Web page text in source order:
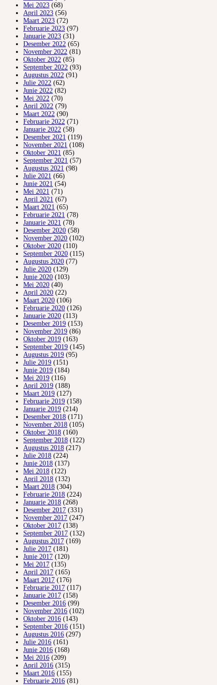
Mei 2023 (68)
April 2023 (56)
Maart 2023 (72)
Februarie 2023 (97)
Januarie 2023 (31)
Desember 2022 (65)
November 2022 (81)
Oktober 2022 (85)
September 2022 (93)
Augustus 2022 (91)
Julie 2022 (62)
Junie 2022 (82)
Mei 2022 (70)
April 2022 (79)
Maart 2022 (90)
Februarie 2022 (71)
Januarie 2022 (58)
Desember 2021 (119)
November 2021 (108)
Oktober 2021 (85)
September 2021 (57)
Augustus 2021 (98)
Julie 2021 (66)
Junie 2021 (54)
Mei 2021 (71)
April 2021 (67)
Maart 2021 (65)
Februarie 2021 (78)
Januarie 2021 (78)
Desember 2020 (58)
November 2020 (102)
Oktober 2020 (110)
September 2020 (115)
Augustus 2020 (77)
Julie 2020 (129)
Junie 2020 (103)
Mei 2020 (40)
April 2020 (22)
Maart 2020 (106)
Februarie 2020 (126)
Januarie 2020 (113)
Desember 2019 (153)
November 2019 (86)
Oktober 2019 (163)
September 2019 (145)
Augustus 2019 (95)
Julie 2019 (151)
Junie 2019 (184)
Mei 2019 (116)
April 2019 (188)
Maart 2019 (127)
Februarie 2019 (158)
Januarie 2019 (214)
Desember 2018 (171)
November 2018 (105)
Oktober 2018 (160)
September 2018 (122)
Augustus 2018 (217)
Julie 2018 (224)
Junie 2018 (137)
Mei 2018 (122)
April 2018 (132)
Maart 2018 (304)
Februarie 2018 (224)
Januarie 2018 (268)
Desember 2017 (331)
November 2017 (247)
Oktober 2017 (138)
September 2017 (132)
Augustus 2017 (169)
Julie 2017 (181)
Junie 2017 (120)
Mei 2017 (135)
April 2017 (165)
Maart 2017 (176)
Februarie 2017 (117)
Januarie 2017 (158)
Desember 2016 (99)
November 2016 (102)
Oktober 2016 (143)
September 2016 (151)
Augustus 2016 (297)
Julie 2016 (161)
Junie 2016 (168)
Mei 2016 (209)
April 2016 (315)
Maart 2016 (155)
Februarie 2016 (81)